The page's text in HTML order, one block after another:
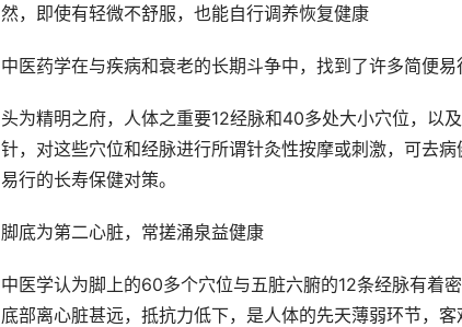
然，即使有轻微不舒服，也能自行调养恢复健康
中医药学在与疾病和衰老的长期斗争中，找到了许多简便
头为精明之府，人体之重要12经脉和40多处大小穴位，以
针，对这些穴位和经脉进行所谓针灸性按摩或刺激，可去
易行的长寿保健对策。
脚底为第二心脏，常搓涌泉益健康
中医学认为脚上的60多个穴位与五脏六腑的12条经脉有着
底部离心脏甚远，抵抗力低下，是人体的先天薄弱环节，